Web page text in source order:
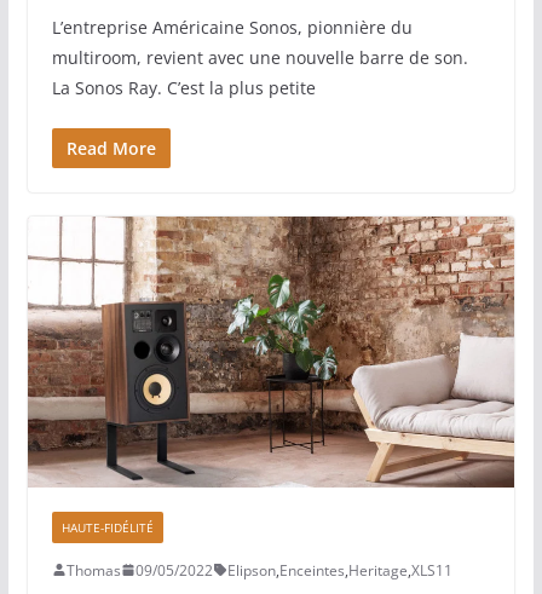
L’entreprise Américaine Sonos, pionnière du
multiroom, revient avec une nouvelle barre de son.
La Sonos Ray. C’est la plus petite
Read More
HAUTE-FIDÉLITÉ
Thomas 09/05/2022 Elipson,Enceintes,Heritage,XLS11